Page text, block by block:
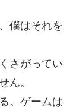
僕はそれを
さがってい
ん。
。ゲームは